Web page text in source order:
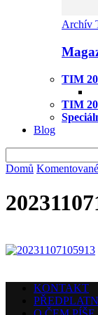
Archív
TIM
TIM
Blog
Domů
KONTAKT